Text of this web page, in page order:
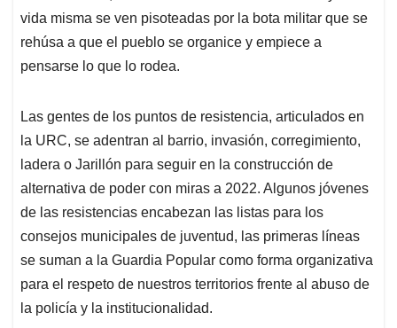
vida misma se ven pisoteadas por la bota militar que se
rehúsa a que el pueblo se organice y empiece a
pensarse lo que lo rodea.
Las gentes de los puntos de resistencia, articulados en
la URC, se adentran al barrio, invasión, corregimiento,
ladera o Jarillón para seguir en la construcción de
alternativa de poder con miras a 2022. Algunos jóvenes
de las resistencias encabezan las listas para los
consejos municipales de juventud, las primeras líneas
se suman a la Guardia Popular como forma organizativa
para el respeto de nuestros territorios frente al abuso de
la policía y la institucionalidad.